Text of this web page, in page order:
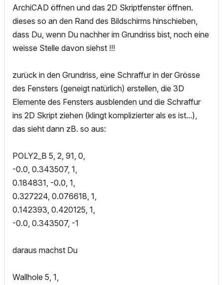
ArchiCAD öffnen und das 2D Skriptfenster öffnen.
dieses so an den Rand des Bildschirms hinschieben,
dass Du, wenn Du nachher im Grundriss bist, noch eine
weisse Stelle davon siehst !!!
zurück in den Grundriss, eine Schraffur in der Grösse
des Fensters (geneigt natürlich) erstellen, die 3D
Elemente des Fensters ausblenden und die Schraffur
ins 2D Skript ziehen (klingt komplizierter als es ist...),
das sieht dann zB. so aus:
POLY2_B 5, 2, 91, 0,
-0.0, 0.343507, 1,
0.184831, -0.0, 1,
0.327224, 0.076618, 1,
0.142393, 0.420125, 1,
-0.0, 0.343507, -1
daraus machst Du
Wallhole 5, 1,